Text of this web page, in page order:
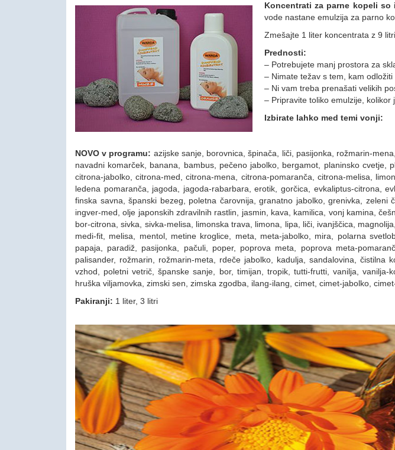
Koncentrati za parne kopeli so
vode nastane emulzija za parno
Zmešajte 1 liter koncentrata z 9
Prednosti:
– Potrebujete manj prostora za
– Nimate težav s tem, kam
– Ni vam treba prenašati velikih
– Pripravite toliko emulzije, kolikor
Izbirate lahko med temi vonji:
NOVO v programu: azijske sanje, borovnica, špinača, liči, pasijonka, rožmarin-
navadni komarček, banana, bambus, pečeno jabolko, bergamot, planinsko
citrona-jabolko, citrona-med, citrona-mena, citrona-pomaranča, citrona-melisa,
ledena pomaranča, jagoda, jagoda-rabarbara, erotik, gorčica, evkaliptus-citrona,
finska savna, španski bezeg, poletna čarovnija, granatno jabolko, grenivka,
ingver-med, olje japonskih zdravilnih rastlin, jasmin, kava, kamilica, vonj kamina,
bor-citrona, sivka, sivka-melisa, limonska trava, limona, lipa, liči, ivanjščica,
medi-fit, melisa, mentol, metine kroglice, meta, meta-jabolko, mira, polarna
papaja, paradiž, pasijonka, pačuli, poper, poprova meta, poprova meta-
palisander, rožmarin, rožmarin-meta, rdeče jabolko, kadulja, sandalovina,
vzhod, poletni vetrič, španske sanje, bor, timijan, tropik, tutti-frutti, vanilja,
hruška viljamovka, zimski sen, zimska zgodba, ilang-ilang, cimet, cimet-jabolko,
Pakiranji: 1 liter, 3 litri